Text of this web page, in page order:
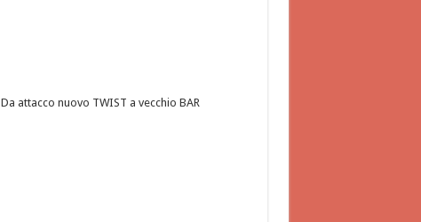
Da attacco nuovo TWIST a vecchio BAR